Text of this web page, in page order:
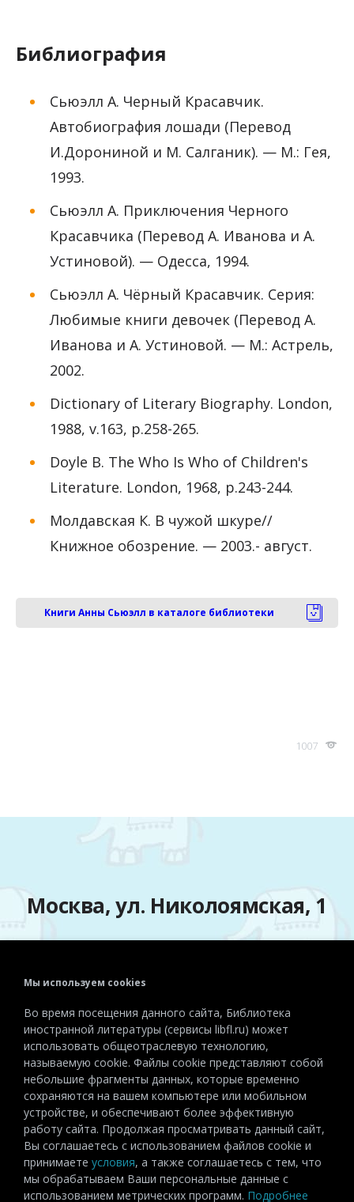
Библиография
Сьюэлл А. Черный Красавчик.
Автобиография лошади (Перевод
И.Дорониной и М. Салганик). — М.: Гея,
1993.
Сьюэлл А. Приключения Черного
Красавчика (Перевод А. Иванова и А.
Устиновой). — Одесса, 1994.
Сьюэлл А. Чёрный Красавчик. Серия:
Любимые книги девочек (Перевод А.
Иванова и А. Устиновой. — М.: Астрель,
2002.
Dictionary of Literary Biography. London,
1988, v.163, p.258-265.
Doyle B. The Who Is Who of Children's
Literature. London, 1968, p.243-244.
Молдавская К. В чужой шкуре//
Книжное обозрение. — 2003.- август.
Книги Анны Сьюэлл в каталоге библиотеки
1007
Москва, ул. Николоямская, 1
+7 (495) 915-72-81
Эл. почта:detiinostranki@libfl.ru
Мы используем cookies
Во время посещения данного сайта, Библиотека
иностранной литературы (сервисы libfl.ru) может
использовать общеотраслевую технологию,
называемую cookie. Файлы cookie представляют собой
небольшие фрагменты данных, которые временно
сохраняются на вашем компьютере или мобильном
устройстве, и обеспечивают более эффективную
работу сайта. Продолжая просматривать данный сайт,
Вы соглашаетесь с использованием файлов cookie и
принимаете условия, а также соглашаетесь с тем, что
мы обрабатываем Ваши персональные данные с
использованием метрических программ. Подробнее